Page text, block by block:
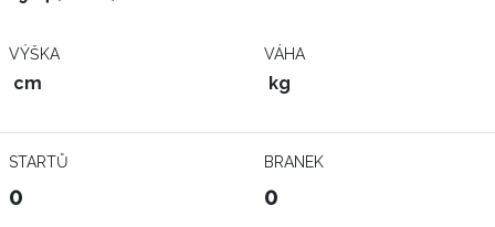
VÝŠKA
cm
VÁHA
kg
STARTŮ
0
BRANEK
0